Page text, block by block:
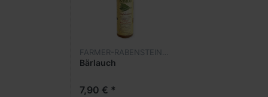
Bärlauch
7,90 € *